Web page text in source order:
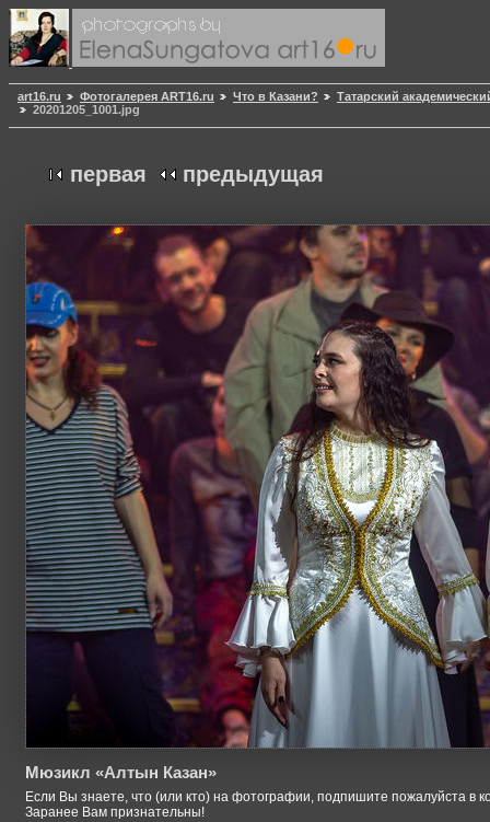
art16.ru Фотогалерея ART16.ru Что в Казани?
Татарский
20201205_1001.jpg
первая предыдущая
Мюзикл «Алтын Казан»
Если Вы знаете, что (или кто) на фотографии, подпишите пожалуйста в
Заранее Вам признательны!